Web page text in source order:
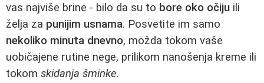
vas najviše brine - bilo da su to bore oko očiju ili
želja za punijim usnama. Posvetite im samo
nekoliko minuta dnevno, možda tokom vaše
uobičajene rutine nege, prilikom nanošenja kreme ili
tokom skidanja šminke.